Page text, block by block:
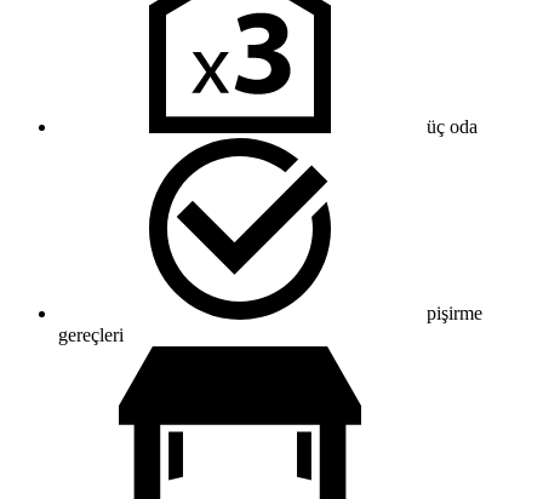
üç oda
pişirme
gereçleri